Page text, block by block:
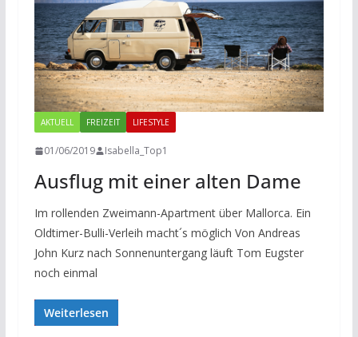
AKTUELL FREIZEIT LIFESTYLE
01/06/2019 Isabella_Top1
Ausflug mit einer alten Dame
Im rollenden Zweimann-Apartment über Mallorca. Ein
Oldtimer-Bulli-Verleih macht´s möglich Von Andreas
John Kurz nach Sonnenuntergang läuft Tom Eugster
noch einmal
Weiterlesen